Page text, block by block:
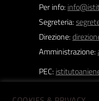
Per info:
Segreteria:
Direzione:
Amministrazione:
PEC: